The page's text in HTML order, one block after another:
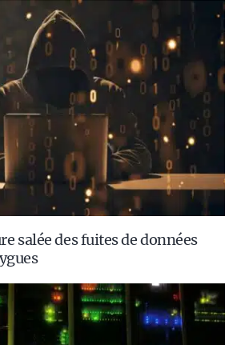
salée des fuites de données